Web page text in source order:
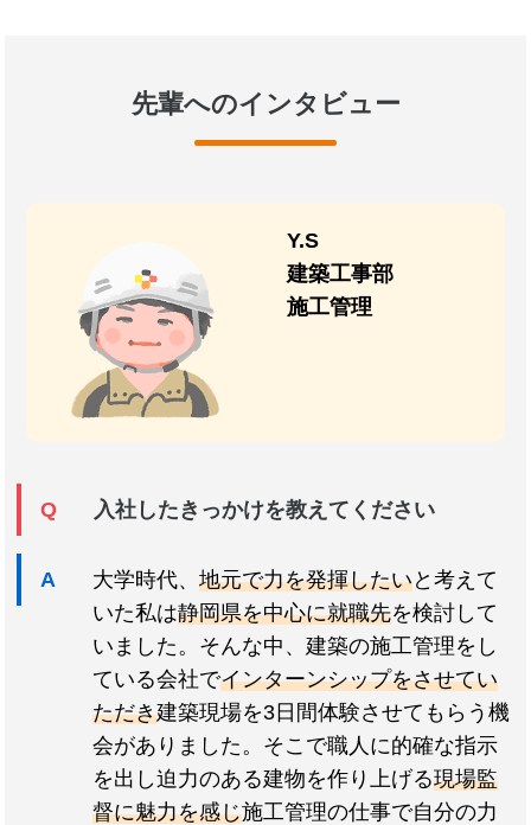
先輩へのインタビュー
Y.S
建築工事部
施工管理
入社したきっかけを教えてください
大学時代、地元で力を発揮したいと考えて
いた私は静岡県を中心に就職先を検討して
いました。そんな中、建築の施工管理をし
ている会社でインターンシップをさせてい
ただき建築現場を3日間体験させてもらう機
会がありました。そこで職人に的確な指示
を出し迫力のある建物を作り上げる現場監
督に魅力を感じ施工管理の仕事で自分の力